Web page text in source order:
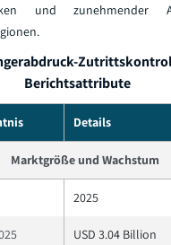
und zunehmender
Berichtsattribute
Details
Marktgröße und Wachstum
2025
USD 3.04 Billion